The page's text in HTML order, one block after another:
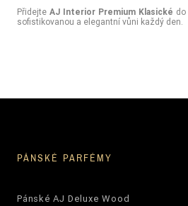
Přidejte AJ Interior Premium Klasické
sofistikovanou a elegantní vůni každý den.
PÁNSKÉ PARFÉMY
Pánské AJ Deluxe Wood